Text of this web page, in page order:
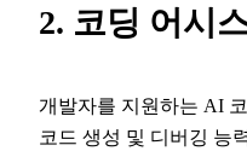
2. 코딩 어시
개발자를 지원하는 AI
코드 생성 및 디버깅 능